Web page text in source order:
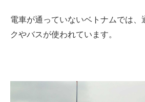
電車が通っていないベトナムでは、
クやバスが使われています。